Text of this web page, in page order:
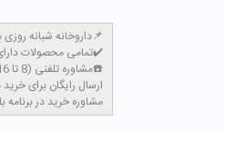
داروخانه شبانه روزی دکتر رویا میرنظامی📌
تمامی محصولات دارای برچسب اصالت کالا و سیب سلامت میباشند✔️
مشاوره تلفنی (8 تا 16) : 02165389693☎️
​ارسال رایگان برای خرید های بالای 4 میلیون
مشاوره خرید در برنامه بله :